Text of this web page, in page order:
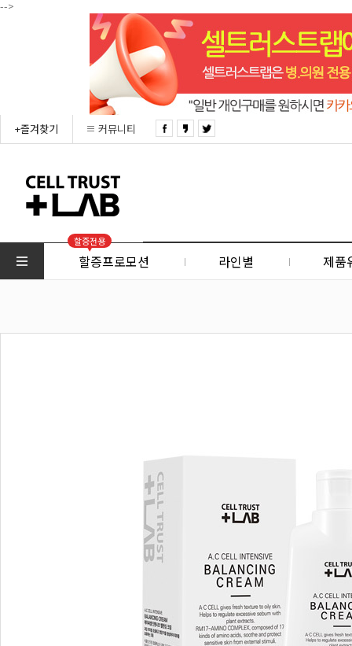
-->
+즐겨찾기 커뮤니티
할증전용
할증프로모션 라인별 제품